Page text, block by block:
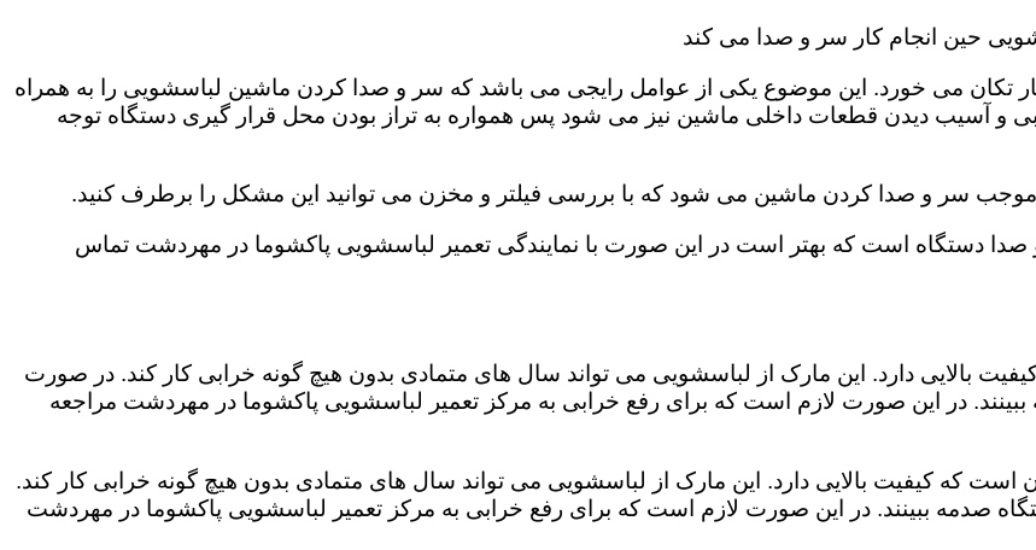
حین انجام کار سر و صدا می کند
تکان می خورد‌. این موضوع یکی از عوامل رایجی می باشد که سر و صدا کردن ماشین لباسشویی را به همراه
و آسیب دیدن قطعات داخلی ماشین نیز می شود پس همواره به تراز بودن محل قرار گیری دستگاه توجه
موجب سر و صدا کردن ماشین می شود که با بررسی فیلتر و مخزن می توانید این مشکل را برطرف کنید.
دستگاه است که بهتر است در این صورت با نمایندگی تعمیر لباسشویی پاکشوما در مهردشت تماس
بالایی دارد. این مارک از لباسشویی می تواند سال های متمادی بدون هیچ گونه خرابی کار کند. در صورت
در این صورت لازم است که برای رفع خرابی به مرکز تعمیر لباسشویی پاکشوما در مهردشت مراجعه
که کیفیت بالایی دارد. این مارک از لباسشویی می تواند سال های متمادی بدون هیچ گونه خرابی کار کند.
صدمه ببینند. در این صورت لازم است که برای رفع خرابی به مرکز تعمیر لباسشویی پاکشوما در مهردشت